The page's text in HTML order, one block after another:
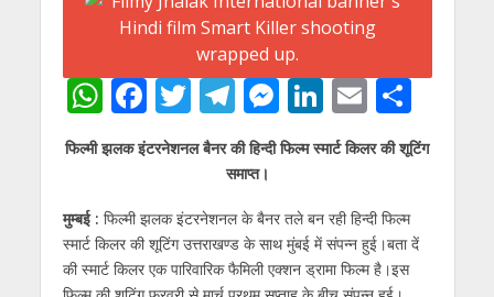
W
h
at
s
A
p
F
ac
e
o
o
T
w
itt
er
T
el
e
gr
a
m
M
e
ss
e
n
g
Li
n
k
e
dI
n
E
m
ai
l
S
h
ar
फिल्मी झलक इंटरनेशनल बैनर की हिन्दी फिल्म स्मार्ट किलर की शूटिंग
समाप्त।
मुम्बई : फिल्मी झलक इंटरनेशनल के बैनर तले बन रही हिन्दी फिल्म
स्मार्ट किलर की शूटिंग उत्तराखण्ड के साथ मुंबई में संपन्न हुई।बता दें
की स्मार्ट किलर एक पारिवारिक फैमिली एक्शन ड्रामा फिल्म है।इस